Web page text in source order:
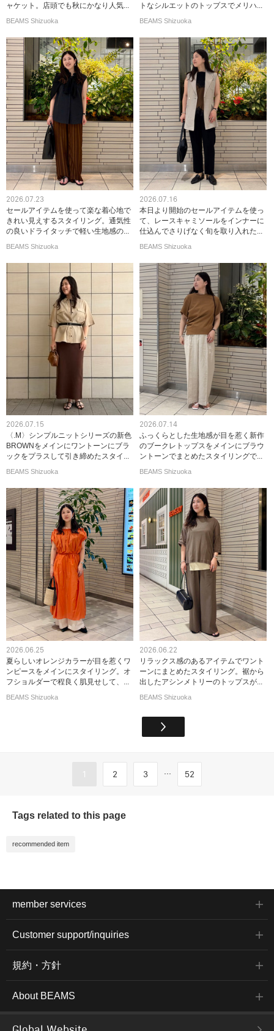
ャケット。店頭でも秋にかなり人気...
BEAMS Shizuoka
トなシルエットのトップスでメリハ...
BEAMS Shizuoka
2026.07.23
セールアイテムを使って楽な着心地で
きれい見えするスタイリング。通気性
の良いドライタッチで軽い生地感の...
BEAMS Shizuoka
2026.07.16
本日より開始のセールアイテムを使っ
て、レースキャミソールをインナーに
仕込んでさりげなく旬を取り入れた...
BEAMS Shizuoka
2026.07.15
〈.M〉シンプルニットシリーズの新色
BROWNをメインにワントーンにブラ
ックをプラスして引き締めたスタイ...
BEAMS Shizuoka
2026.07.14
ふっくらとした生地感が目を惹く新作
のブークレトップスをメインにブラウ
ントーンでまとめたスタイリングで...
BEAMS Shizuoka
2026.06.25
夏らしいオレンジカラーが目を惹くワ
ンピースをメインにスタイリング。オ
フショルダーで程良く肌見せして、...
BEAMS Shizuoka
2026.06.22
リラックス感のあるアイテムでワント
ーンにまとめたスタイリング。裾から
出したアシンメトリーのトップスが...
BEAMS Shizuoka
1 2 3 ... 52
Tags related to this page
recommended item
member services
Customer support/inquiries
規約・方針
About BEAMS